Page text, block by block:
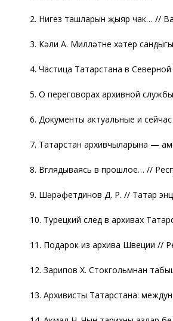
2. Нигез ташларын җыяр чак… //
3. Кәли А. Милләтнең хәтер
4. Частица Татарстана в
5. О переговорах архивной
6. Документы актуальные и
7. Татарстан архивчыларына —
8. Вглядываясь в прошлое… //
9. Шәрәфетдинов Д. Р. // Татар
10. Турецкий след в архивах
11. Подарок из архива Швеции //
12. Зарипов Х. Стокгольмнан
13. Архивисты Татарстана: